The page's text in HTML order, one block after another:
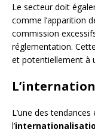
Le secteur doit
comme l’apparition
commission
réglementation.
et potentiellement à
L’une des
l’